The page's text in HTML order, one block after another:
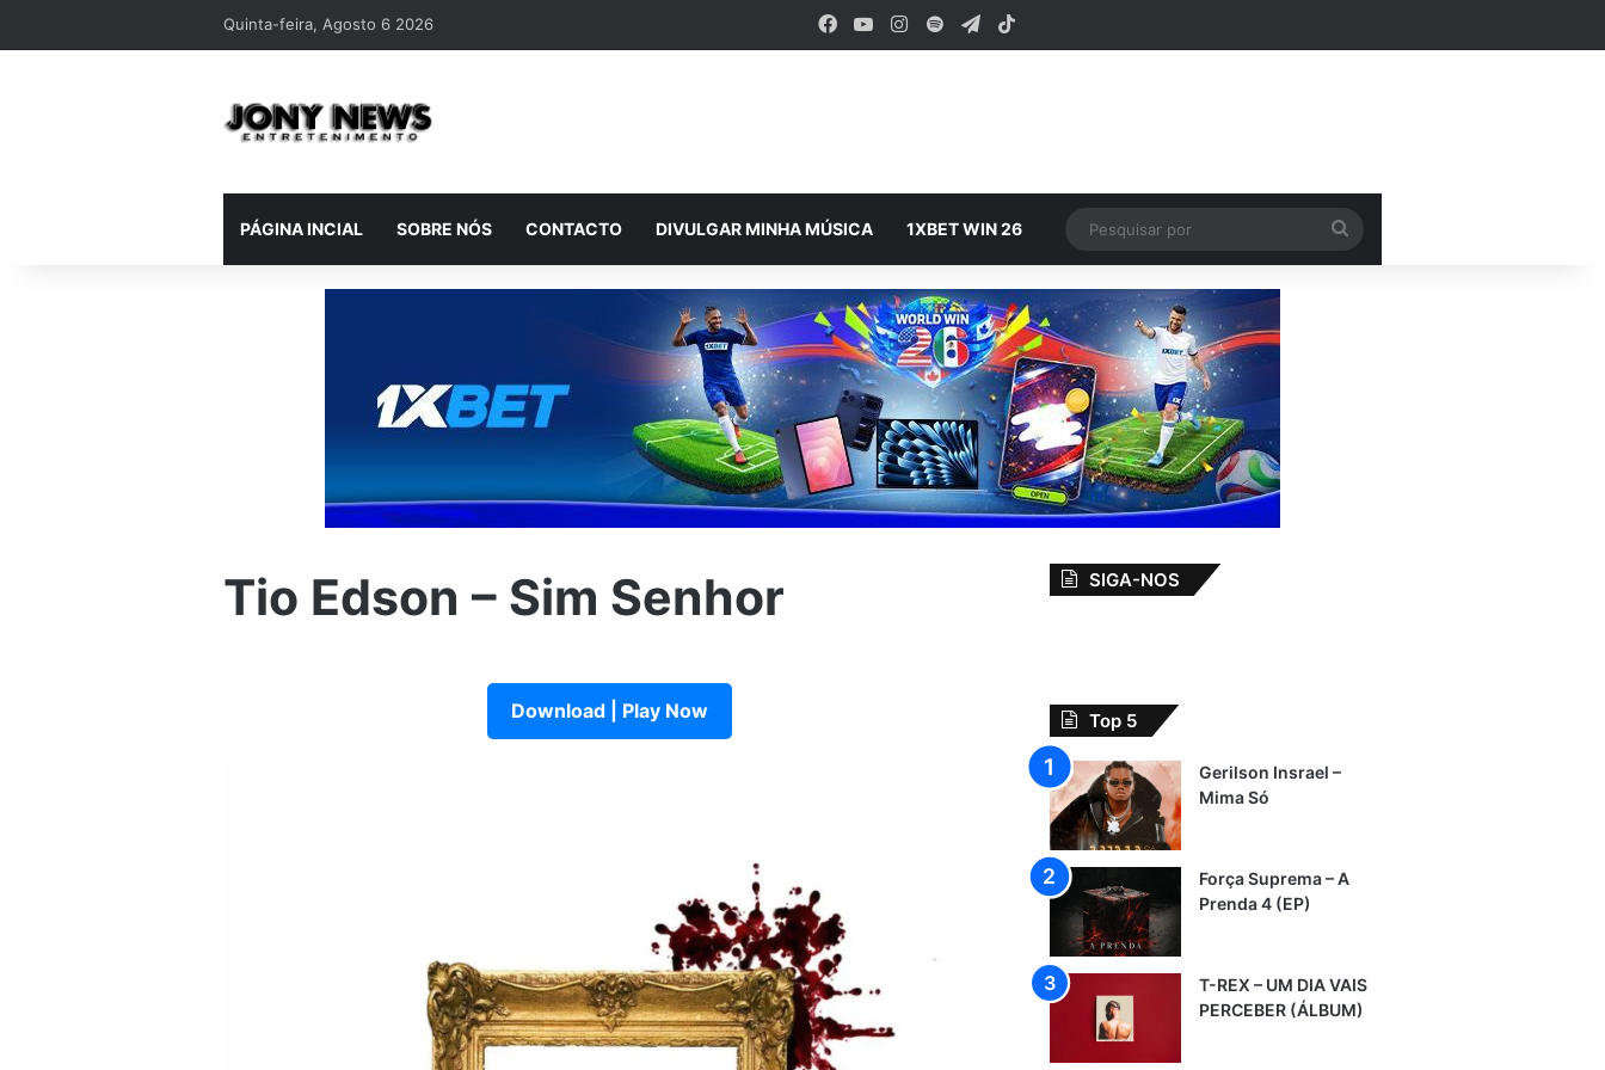
Quinta-feira, Agosto 6 2026 Facebook
YouTubeInstagram
SpotifyTelegram
TikTok
PÁGINA INCIAL SOBRE NÓS CONTACTO DIVULGAR MINHA MÚSICA 1XBET WIN 26
por
Tio Edson – Sim Senhor
Download | Play Now
SIGA-NOS
Top 5
Gerilson Insrael –
Mima Só
Força Suprema – A
Prenda 4 (EP)
T-REX – UM DIA VAIS
PERCEBER (ÁLBUM)